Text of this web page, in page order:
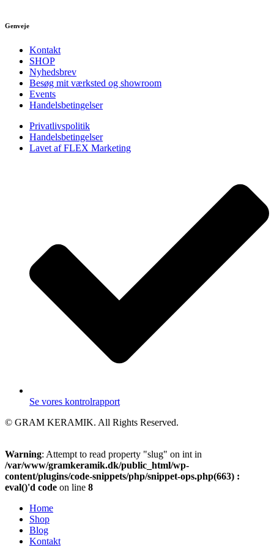
Genveje
Kontakt
SHOP
Nyhedsbrev
Besøg mit værksted og showroom
Events
Handelsbetingelser
Privatlivspolitik
Handelsbetingelser
Lavet af FLEX Marketing
Se vores kontrolrapport
© GRAM KERAMIK. All Rights Reserved.
Warning: Attempt to read property "slug" on int in
/var/www/gramkeramik.dk/public_html/wp-
content/plugins/code-snippets/php/snippet-ops.php(663) :
eval()'d code on line 8
Home
Shop
Blog
Kontakt